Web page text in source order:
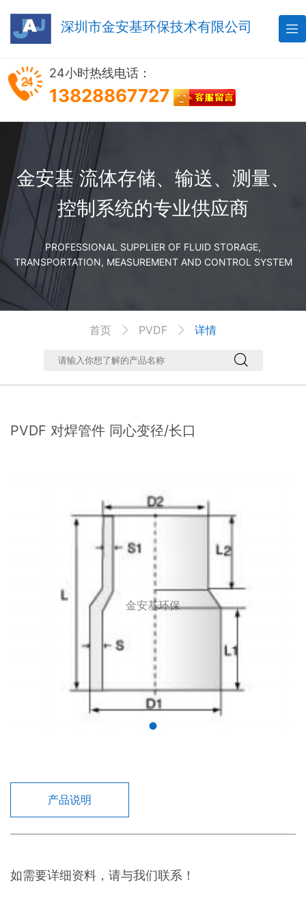
深圳市金安基环保技术有限公司 
24小时热线电话：
13828867727
金安基 流体存储、输送、测量、
控制系统的专业供应商
PROFESSIONAL SUPPLIER OF FLUID STORAGE,
TRANSPORTATION, MEASUREMENT AND CONTROL SYSTEM
首页  PVDF  详情

PVDF 对焊管件 同心变径/长口
金安基环保
产品说明
如需要详细资料，请与我们联系！